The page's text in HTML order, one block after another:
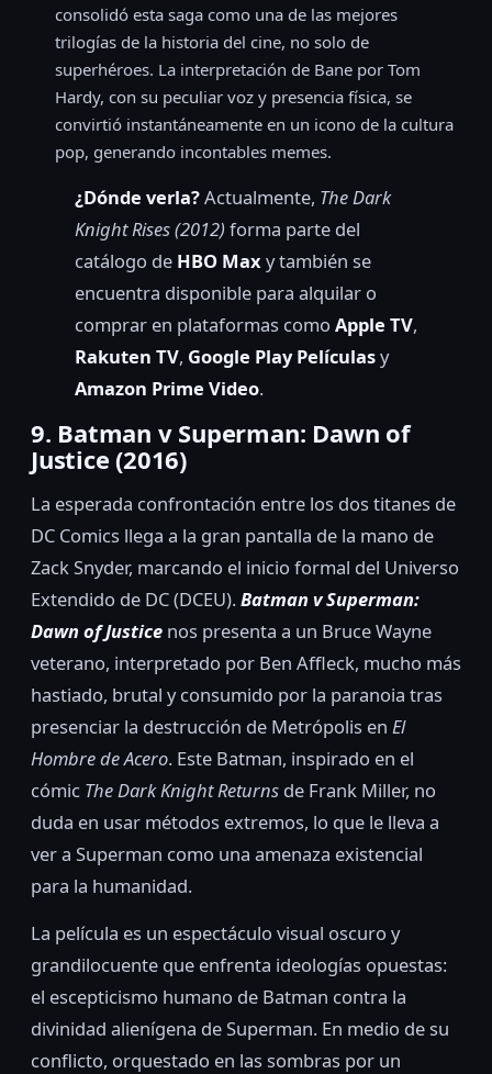
consolidó esta saga como una de las mejores
trilogías de la historia del cine, no solo de
superhéroes. La interpretación de Bane por Tom
Hardy, con su peculiar voz y presencia física, se
convirtió instantáneamente en un icono de la cultura
pop, generando incontables memes.
¿Dónde verla?Actualmente, The Dark
Knight Rises (2012) forma parte del
catálogo de HBO Maxy también se
encuentra disponible para alquilar o
comprar en plataformas como Apple TV,
Rakuten TV, Google Play Películasy
Amazon Prime Video.
9. Batman v Superman: Dawn of
Justice (2016)
La esperada confrontación entre los dos titanes de
DC Comics llega a la gran pantalla de la mano de
Zack Snyder, marcando el inicio formal del Universo
Extendido de DC (DCEU).Batman v Superman:
Dawn of Justice nos presenta a un Bruce Wayne
veterano, interpretado por Ben Affleck, mucho más
hastiado, brutal y consumido por la paranoia tras
presenciar la destrucción de Metrópolis en El
Hombre de Acero. Este Batman, inspirado en el
cómic The Dark Knight Returns de Frank Miller, no
duda en usar métodos extremos, lo que le lleva a
ver a Superman como una amenaza existencial
para la humanidad.
La película es un espectáculo visual oscuro y
grandilocuente que enfrenta ideologías opuestas:
el escepticismo humano de Batman contra la
divinidad alienígena de Superman. En medio de su
conflicto, orquestado en las sombras por un